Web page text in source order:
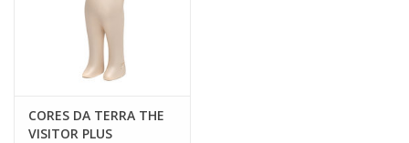
CORES DA TERRA THE
VISITOR PLUS